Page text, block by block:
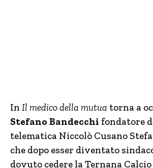
In Il medico della mutua torna a
Stefano Bandecchi fondatore
telematica Niccolò Cusano
che dopo esser diventato
dovuto cedere la Ternana